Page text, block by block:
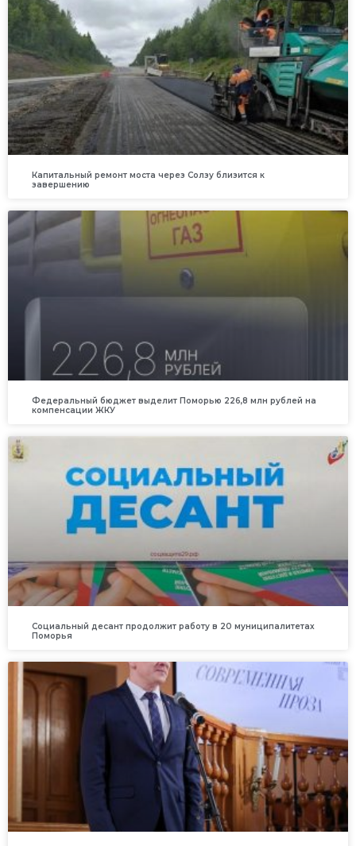
Капитальный ремонт моста через Солзу близится к
завершению
Федеральный бюджет выделит Поморью 226,8 млн рублей на
компенсации ЖКУ
Социальный десант продолжит работу в 20 муниципалитетах
Поморья